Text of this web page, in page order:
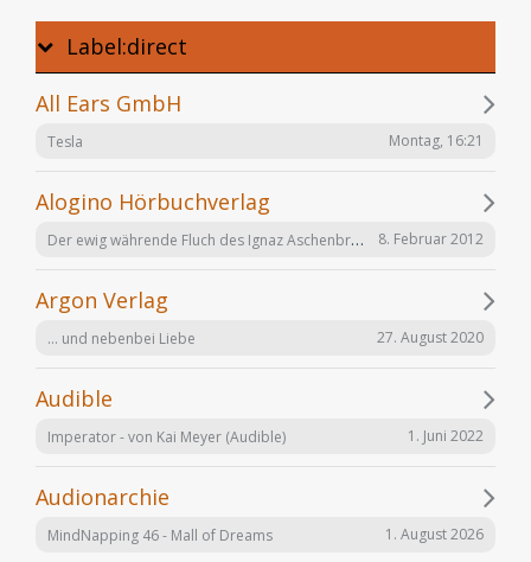
Label:direct
All Ears GmbH
Tesla Montag, 16:21
Alogino Hörbuchverlag
Der ewig währende Fluch des Ignaz Aschenbrenner 8. Februar 2012
Argon Verlag
... und nebenbei Liebe 27. August 2020
Audible
Imperator - von Kai Meyer (Audible) 1. Juni 2022
Audionarchie
MindNapping 46 - Mall of Dreams 1. August 2026